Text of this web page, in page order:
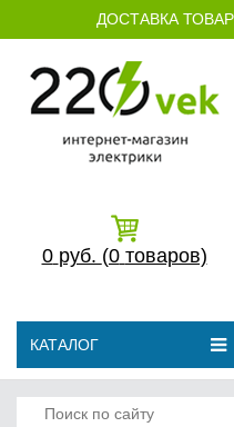
ДОСТАВКА
0 руб. (0 товаров)
КАТАЛОГ